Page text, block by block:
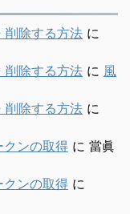
削除する方法 に
削除する方法 に 風
削除する方法 に
ンの取得 に 當眞
ンの取得 に